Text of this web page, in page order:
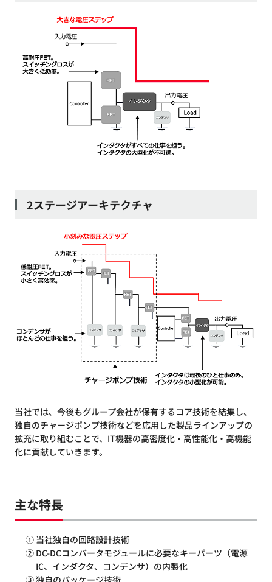
2ステージアーキテクチャ
当社では、今後もグループ会社が保有するコア技術を結集し、
独自のチャージポンプ技術などを応用した製品ラインアップの
拡充に取り組むことで、IT機器の高密度化・高性能化・高機能
化に貢献していきます。
主な特長
① 当社独自の回路設計技術
② DC-DCコンバータモジュールに必要なキーパーツ（電源
IC、インダクタ、コンデンサ）の内製化
③ 独自のパッケージ技術